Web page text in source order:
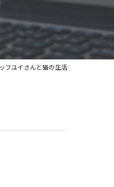
謝状授与歴アリ
フユイさんと猫の生活